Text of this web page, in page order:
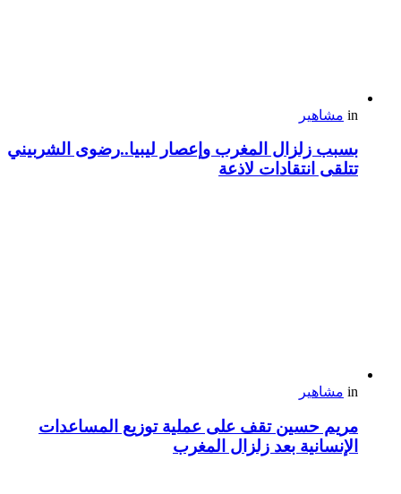
in مشاهير
بسبب زلزال المغرب وإعصار ليبيا..رضوى الشربيني
تتلقى انتقادات لاذعة
in مشاهير
مريم حسين تقف على عملية توزيع المساعدات
الإنسانية بعد زلزال المغرب